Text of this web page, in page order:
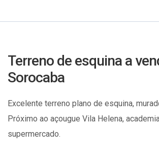
Terreno de esquina a
Sorocaba
Excelente terreno plano de esquina,
Próximo ao açougue Vila Helena,
supermercado.